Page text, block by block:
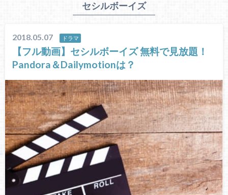
セシルボーイズ
2018.05.07 ドラマ
【フル動画】セシルボーイズ 無料で見放題！
Pandora＆Dailymotionは？